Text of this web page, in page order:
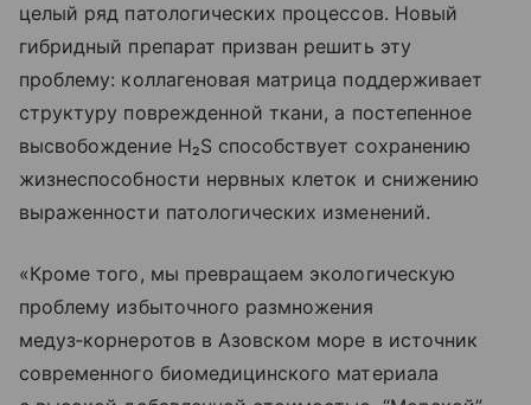
целый ряд патологических процессов. Новый
гибридный препарат призван решить эту
проблему: коллагеновая матрица поддерживает
структуру поврежденной ткани, а постепенное
высвобождение H₂S способствует сохранению
жизнеспособности нервных клеток и снижению
выраженности патологических изменений.
«Кроме того, мы превращаем экологическую
проблему избыточного размножения
медуз‑корнеротов в Азовском море в источник
современного биомедицинского материала